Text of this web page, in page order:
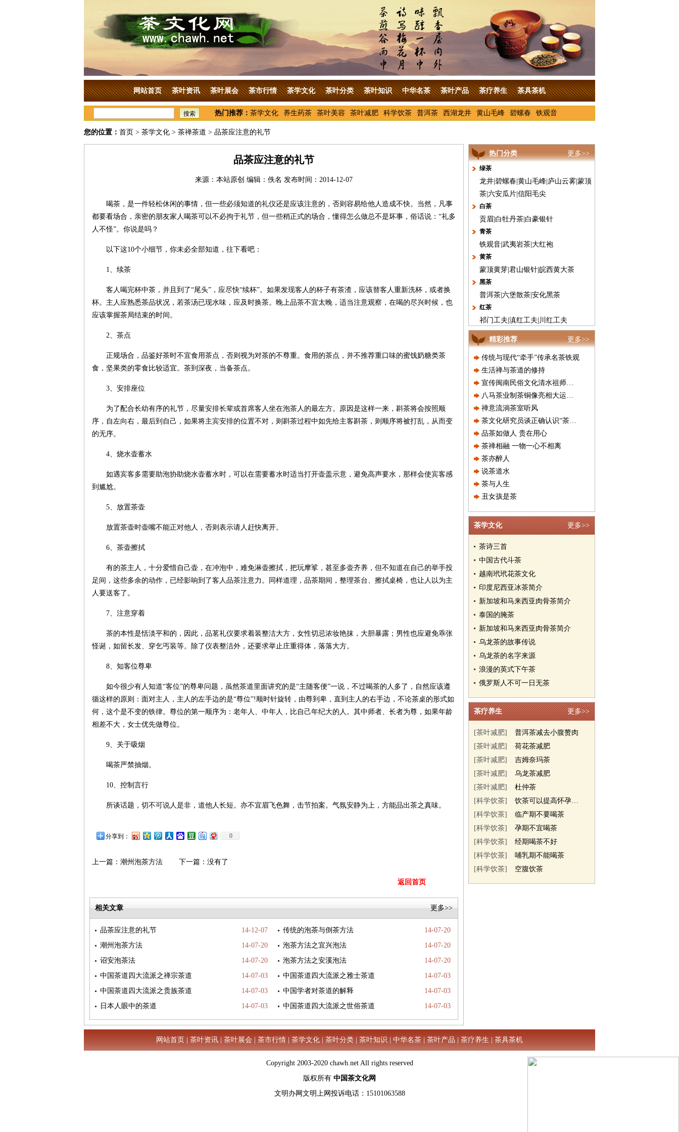
网站首页 茶叶资讯 茶叶展会 茶市行情 茶学文化 茶叶分类 茶叶知识 中华名茶 茶叶产品 茶疗养生 茶具茶机
搜索 热门推荐： 茶学文化 养生药茶 茶叶美容 茶叶减肥 科学饮茶 普洱茶 西湖龙井 黄山毛峰 碧螺春 铁观音
您的位置： 首页 > 茶学文化 > 茶禅茶道 > 品茶应注意的礼节
品茶应注意的礼节
来源：本站原创 编辑：佚名 发布时间：2014-12-07
喝茶，是一件轻松休闲的事情，但一些必须知道的礼仪还是应该注意的，否则容易给他人造成不快。当然，凡事
都要看场合，亲密的朋友家人喝茶可以不必拘于礼节，但一些稍正式的场合，懂得怎么做总不是坏事，俗话说：“礼多
人不怪”。你说是吗？
以下这10个小细节，你未必全部知道，往下看吧：
1、续茶
客人喝完杯中茶，并且到了“尾头”，应尽快“续杯”。如果发现客人的杯子有茶渣，应该替客人重新洗杯，或者换
杯。主人应熟悉茶品状况，若茶汤已现水味，应及时换茶。晚上品茶不宜太晚，适当注意观察，在喝的尽兴时候，也
应该掌握茶局结束的时间。
2、茶点
正规场合，品鉴好茶时不宜食用茶点，否则视为对茶的不尊重。食用的茶点，并不推荐重口味的蜜饯奶糖类茶
食，坚果类的零食比较适宜。茶到深夜，当备茶点。
3、安排座位
为了配合长幼有序的礼节，尽量安排长辈或首席客人坐在泡茶人的最左方。原因是这样一来，斟茶将会按照顺
序，自左向右，最后到自己，如果将主宾安排的位置不对，则斟茶过程中如先给主客斟茶，则顺序将被打乱，从而变
的无序。
4、烧水壶蓄水
如遇宾客多需要助泡协助烧水壶蓄水时，可以在需要蓄水时适当打开壶盖示意，避免高声要水，那样会使宾客感
到尴尬。
5、放置茶壶
放置茶壶时壶嘴不能正对他人，否则表示请人赶快离开。
6、茶壶擦拭
有的茶主人，十分爱惜自己壶，在冲泡中，难免淋壶擦拭，把玩摩挲，甚至多壶齐养，但不知道在自己的举手投
足间，这些多余的动作，已经影响到了客人品茶注意力。同样道理，品茶期间，整理茶台、擦拭桌椅，也让人以为主
人要送客了。
7、注意穿着
茶的本性是恬淡平和的，因此，品茗礼仪要求着装整洁大方，女性切忌浓妆艳抹，大胆暴露；男性也应避免乖张
怪诞，如留长发、穿乞丐装等。除了仪表整洁外，还要求举止庄重得体，落落大方。
8、知客位尊卑
如今很少有人知道“客位”的尊卑问题，虽然茶道里面讲究的是“主随客便”一说，不过喝茶的人多了，自然应该遵
循这样的原则：面对主人，主人的左手边的是“尊位”!顺时针旋转，由尊到卑，直到主人的右手边，不论茶桌的形式如
何，这个是不变的铁律。尊位的第一顺序为：老年人、中年人，比自己年纪大的人。其中师者、长者为尊，如果年龄
相差不大，女士优先做尊位。
9、关于吸烟
喝茶严禁抽烟。
10、控制言行
所谈话题，切不可说人是非，道他人长短。亦不宜眉飞色舞，击节拍案。气氛安静为上，方能品出茶之真味。
分享到： 0
上一篇： 潮州泡茶方法 下一篇：没有了
返回首页
更多>>
相关文章
14-12-07
品茶应注意的礼节 14-07-20
传统的泡茶与倒茶方法
14-07-20
潮州泡茶方法 14-07-20
泡茶方法之宜兴泡法
14-07-20
诏安泡茶法 14-07-20
泡茶方法之安溪泡法
14-07-03
中国茶道四大流派之禅宗茶道 14-07-03
中国茶道四大流派之雅士茶道
14-07-03
中国茶道四大流派之贵族茶道 14-07-03
中国学者对茶道的解释
14-07-03
日本人眼中的茶道 14-07-03
中国茶道四大流派之世俗茶道
更多>>
热门分类
绿茶
龙井 碧螺春 黄山毛峰 庐山云雾 蒙顶
茶 六安瓜片 信阳毛尖
白茶
贡眉 白牡丹茶 白豪银针
青茶
铁观音 武夷岩茶 大红袍
黄茶
蒙顶黄芽 君山银针 皖西黄大茶
黑茶
普洱茶 六堡散茶 安化黑茶
红茶
祁门工夫 滇红工夫 川红工夫
更多>>
精彩推荐
传统与现代“牵手”传承名茶铁观
生活禅与茶道的修持
宣传闽南民俗文化清水祖师金身赴
八马茶业制茶铜像亮相大运文化园
禅意流淌茶室听风
茶文化研究员谈正确认识“茶文化
品茶如做人 贵在用心
茶禅相融 一物一心不相离
茶亦醉人
说茶道水
茶与人生
丑女孩是茶
更多>>
茶学文化
茶诗三首
中国古代斗茶
越南玳玳花茶文化
印度尼西亚冰茶简介
新加坡和马来西亚肉骨茶简介
泰国的腌茶
新加坡和马来西亚肉骨茶简介
乌龙茶的故事传说
乌龙茶的名字来源
浪漫的英式下午茶
俄罗斯人不可一日无茶
更多>>
茶疗养生
[茶叶减肥]
普洱茶减去小腹赘肉
[茶叶减肥]
荷花茶减肥
[茶叶减肥]
吉姆奈玛茶
[茶叶减肥]
乌龙茶减肥
[茶叶减肥]
杜仲茶
[科学饮茶]
饮茶可以提高怀孕几率
[科学饮茶]
临产期不要喝茶
[科学饮茶]
孕期不宜喝茶
[科学饮茶]
经期喝茶不好
[科学饮茶]
哺乳期不能喝茶
[科学饮茶]
空腹饮茶
网站首页 茶叶资讯 茶叶展会 茶市行情 茶学文化 茶叶分类 茶叶知识 中华名茶 茶叶产品 茶疗养生 茶具茶机
Copyright 2003-2020 chawh.net All rights reserved
版权所有 中国茶文化网
文明办网文明上网投诉电话：15101063588